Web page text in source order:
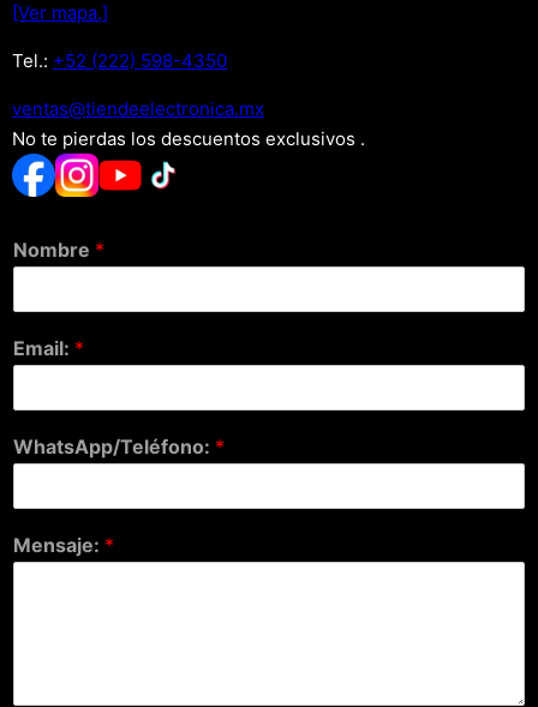
[Ver mapa.]
Tel.: +52 (222) 598-4350
xm.acinortceleedneit@satnev
No te pierdas los descuentos exclusivos .
Nombre *
Email: *
WhatsApp/Teléfono: *
Mensaje: *